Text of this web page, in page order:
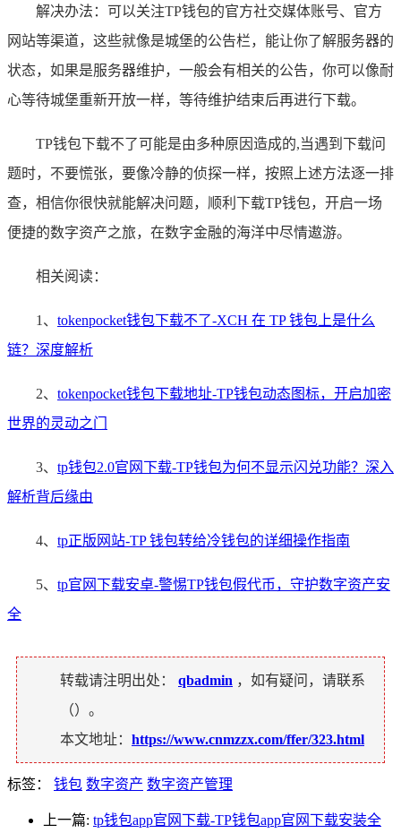
解决办法：可以关注TP钱包的官方社交媒体账号、官方
网站等渠道，这些就像是城堡的公告栏，能让你了解服务器的
状态，如果是服务器维护，一般会有相关的公告，你可以像耐
心等待城堡重新开放一样，等待维护结束后再进行下载。
TP钱包下载不了可能是由多种原因造成的,当遇到下载问
题时，不要慌张，要像冷静的侦探一样，按照上述方法逐一排
查，相信你很快就能解决问题，顺利下载TP钱包，开启一场
便捷的数字资产之旅，在数字金融的海洋中尽情遨游。
相关阅读：
1、 tokenpocket钱包下载不了-XCH 在 TP 钱包上是什么
链？深度解析
2、 tokenpocket钱包下载地址-TP钱包动态图标，开启加密
世界的灵动之门
3、 tp钱包2.0官网下载-TP钱包为何不显示闪兑功能？深入
解析背后缘由
4、 tp正版网站-TP 钱包转给冷钱包的详细操作指南
5、 tp官网下载安卓-警惕TP钱包假代币，守护数字资产安
全
转载请注明出处： qbadmin ，如有疑问，请联系
（）。
本文地址： https://www.cnmzzx.com/ffer/323.html
标签： 钱包 数字资产 数字资产管理
上一篇: tp钱包app官网下载-TP钱包app官网下载安装全